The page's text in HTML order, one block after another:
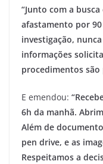
“Junto com a
afastamento por
investigação,
informações
procedimentos são
E emendou:
6h da manhã.
Além de
pen drive, e as
Respeitamos a